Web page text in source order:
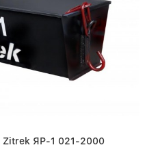
Zitrek ЯР-1 021-2000